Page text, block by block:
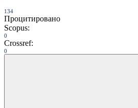
134
Процитировано
Scopus:
0
Crossref:
0